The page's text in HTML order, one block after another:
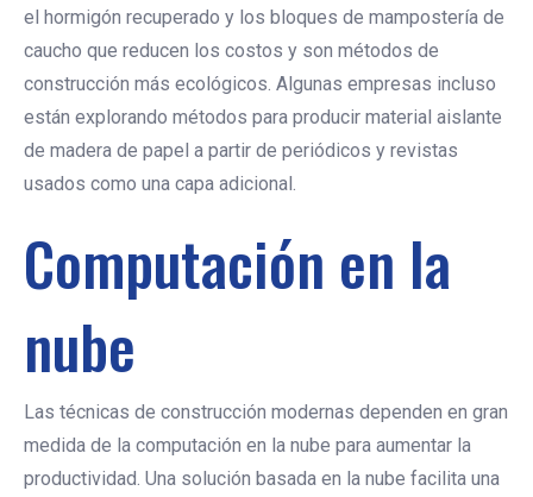
el hormigón recuperado y los bloques de mampostería de
caucho que reducen los costos y son métodos de
construcción más ecológicos. Algunas empresas incluso
están explorando métodos para producir material aislante
de madera de papel a partir de periódicos y revistas
usados como una capa adicional.
Computación en la
nube
Las técnicas de construcción modernas dependen en gran
medida de la computación en la nube para aumentar la
productividad. Una solución basada en la nube facilita una